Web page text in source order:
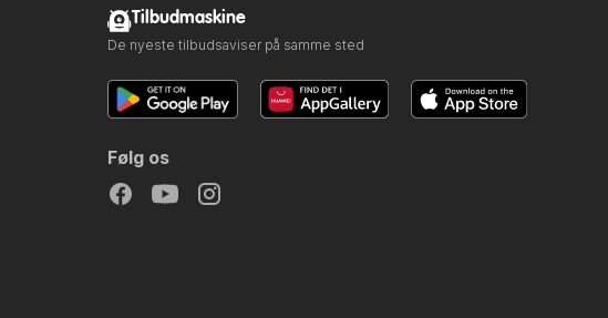
Tilbudmaskine
De nyeste tilbudsaviser på samme sted
Følg os